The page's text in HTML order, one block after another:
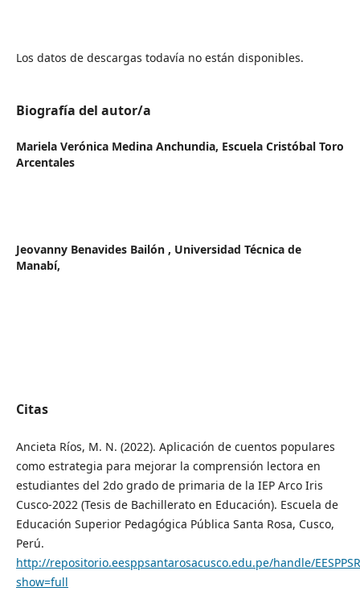
Los datos de descargas todavía no están disponibles.
Biografía del autor/a
Mariela Verónica Medina Anchundia, Escuela Cristóbal Toro
Arcentales
Jeovanny Benavides Bailón , Universidad Técnica de
Manabí,
Citas
Ancieta Ríos, M. N. (2022). Aplicación de cuentos populares
como estrategia para mejorar la comprensión lectora en
estudiantes del 2do grado de primaria de la IEP Arco Iris
Cusco-2022 (Tesis de Bachillerato en Educación). Escuela de
Educación Superior Pedagógica Pública Santa Rosa, Cusco,
Perú.
http://repositorio.eesppsantarosacusco.edu.pe/handle/
show=full